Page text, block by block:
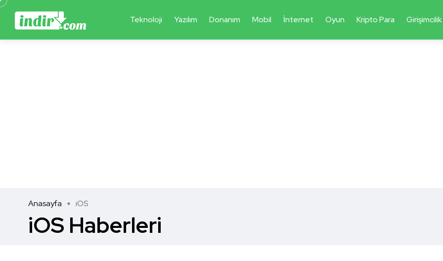
Teknoloji Yazılım Donanım Mobil İnternet Oyun Kripto Para Girişimcilik
Anasayfa iOS
iOS Haberleri